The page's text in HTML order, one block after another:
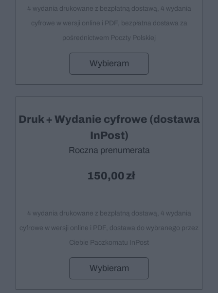
4 wydania drukowane z bezpłatną dostawą, 4 wydania
cyfrowe w wersji online i PDF, bezpłatna dostawa za
pośrednictwem Poczty Polskiej
Wybieram
Druk + Wydanie cyfrowe (dostawa
InPost)
Roczna prenumerata
150,00
4 wydania drukowane z bezpłatną dostawą, 4 wydania
cyfrowe w wersji online i PDF, dostawa do wybranego przez
Ciebie Paczkomatu InPost
Wybieram